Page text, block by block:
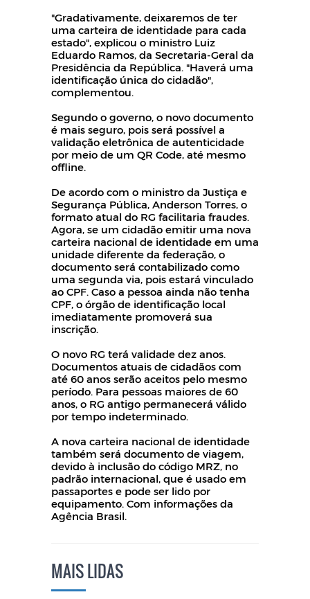
"Gradativamente, deixaremos de ter
uma carteira de identidade para cada
estado", explicou o ministro Luiz
Eduardo Ramos, da Secretaria-Geral da
Presidência da República. "Haverá uma
identificação única do cidadão",
complementou.
Segundo o governo, o novo documento
é mais seguro, pois será possível a
validação eletrônica de autenticidade
por meio de um QR Code, até mesmo
offline.
De acordo com o ministro da Justiça e
Segurança Pública, Anderson Torres, o
formato atual do RG facilitaria fraudes.
Agora, se um cidadão emitir uma nova
carteira nacional de identidade em uma
unidade diferente da federação, o
documento será contabilizado como
uma segunda via, pois estará vinculado
ao CPF. Caso a pessoa ainda não tenha
CPF, o órgão de identificação local
imediatamente promoverá sua
inscrição.
O novo RG terá validade dez anos.
Documentos atuais de cidadãos com
até 60 anos serão aceitos pelo mesmo
período. Para pessoas maiores de 60
anos, o RG antigo permanecerá válido
por tempo indeterminado.
A nova carteira nacional de identidade
também será documento de viagem,
devido à inclusão do código MRZ, no
padrão internacional, que é usado em
passaportes e pode ser lido por
equipamento. Com informações da
Agência Brasil.
MAIS LIDAS